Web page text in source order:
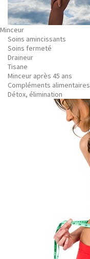
Minceur
Soins amincissants
Soins fermeté
Draineur
Tisane
Minceur après 45 ans
Compléments alimentaires
Détox, élimination